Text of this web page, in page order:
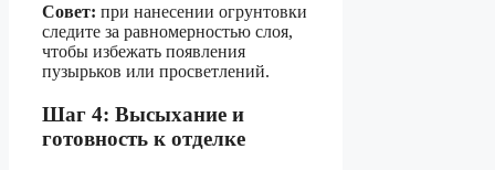
Совет: при нанесении огрунтовки
следите за равномерностью слоя,
чтобы избежать появления
пузырьков или просветлений.
Шаг 4: Высыхание и
готовность к отделке